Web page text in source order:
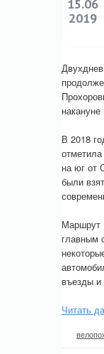
15.06
2019
В 2018
на юг от
были
Маршрут
главным
въезды и
Читать